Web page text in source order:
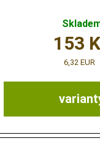
153
6,32 EUR